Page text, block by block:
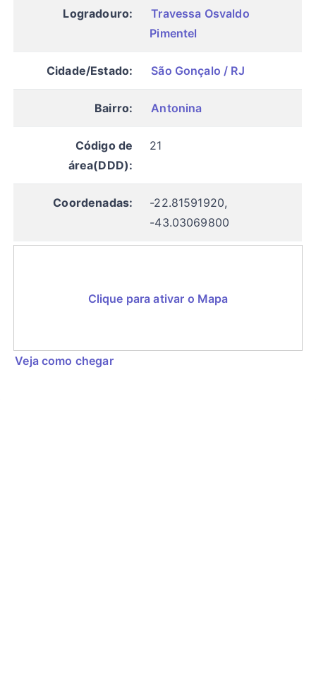
Logradouro:
Travessa Osvaldo
Pimentel
Cidade/Estado: São Gonçalo / RJ
Bairro: Antonina
Código de
área(DDD):
21
Coordenadas:
-22.81591920,
-43.03069800
Clique para ativar o Mapa
Veja como chegar